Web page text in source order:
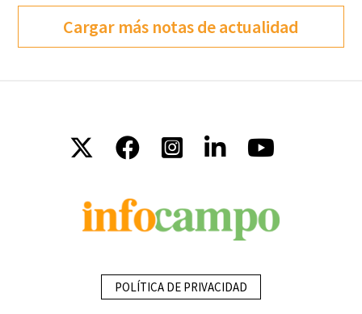
Cargar más notas de actualidad
POLÍTICA DE PRIVACIDAD